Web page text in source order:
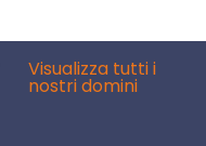
Visualizza tutti i
nostri domini